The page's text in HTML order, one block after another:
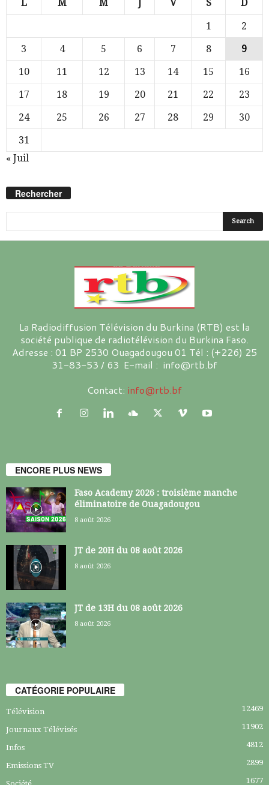
L M M J V S D
1
2
3
4 5 6 7 8
9
10
11 12 13 14 15
16
17
18 19 20 21 22
23
24
25 26 27 28 29
30
31
« Juil
Rechercher
La Radiodiffusion Télévision du Burkina (RTB) est la
société publique de radiotélévision du Burkina Faso.
Adresse : 01 BP 2530 Ouagadougou 01 Tél : (+226) 25
31-83-53 / 63 E-mail : info@rtb.bf
Contact: info@rtb.bf
ENCORE PLUS NEWS
Faso Academy 2026 : troisième manche
éliminatoire de Ouagadougou
8 août 2026
JT de 20H du 08 août 2026
8 août 2026
JT de 13H du 08 août 2026
8 août 2026
CATÉGORIE POPULAIRE
Télévision 12469
Journaux Télévisés 11902
Infos 4812
Emissions TV 2899
1677